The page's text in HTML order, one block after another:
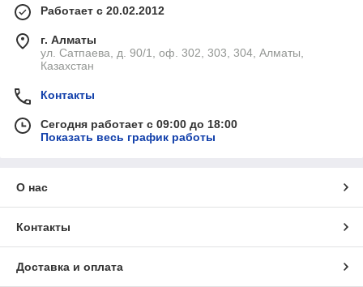
Работает с 20.02.2012
г. Алматы
ул. Сатпаева, д. 90/1, оф. 302, 303, 304, Алматы,
Казахстан
Контакты
Сегодня работает с 09:00 до 18:00
Показать весь график работы
О нас
Контакты
Доставка и оплата